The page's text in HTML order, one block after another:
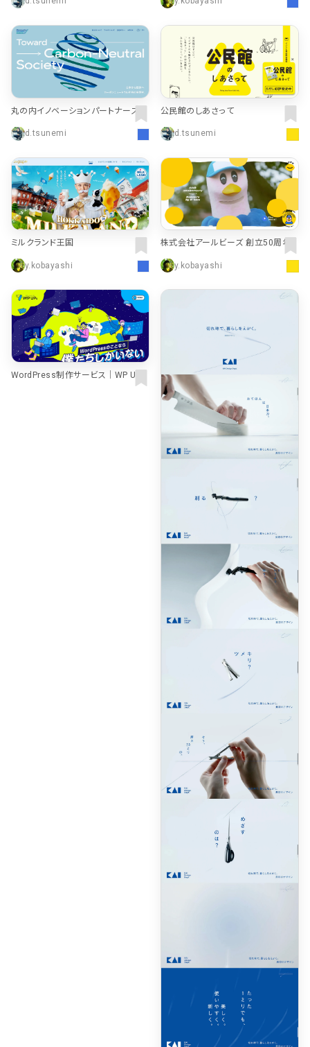
175
カラフル・多色
158
レッド・赤
118
59
ベージュ・白茶
パープル・紫
丸の内イノベーションパートナーズ株
d.tsunemi
公民館のしあさって
d.tsunemi
ミルクランド王国
y.kobayashi
株式会社アールビーズ 創立50周年
y.kobayashi
WordPress制作サービス｜WP UPs